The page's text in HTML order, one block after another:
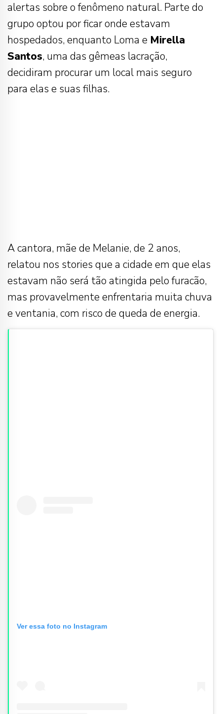
alertas sobre o fenômeno natural. Parte do
grupo optou por ficar onde estavam
hospedados, enquanto Loma e Mirella
Santos, uma das gêmeas lacração,
decidiram procurar um local mais seguro
para elas e suas filhas.
A cantora, mãe de Melanie, de 2 anos,
relatou nos stories que a cidade em que elas
estavam não será tão atingida pelo furacão,
mas provavelmente enfrentaria muita chuva
e ventania, com risco de queda de energia.
Ver essa foto no Instagram